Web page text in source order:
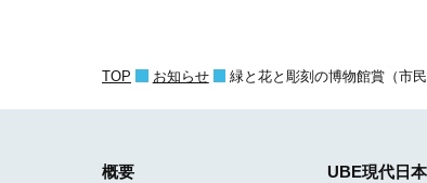
TOP お知らせ 緑と花と彫刻の博物館賞（市
概要 UBE現代日